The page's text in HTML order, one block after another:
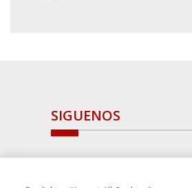
SIGUENOS